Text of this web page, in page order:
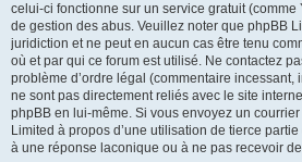
celui-ci fonctionne sur un service gratuit (comme
de gestion des abus. Veuillez noter que phpBB
juridiction et ne peut en aucun cas être tenu
où et par qui ce forum est utilisé. Ne contactez
problème d’ordre légal (commentaire incessant,
ne sont pas directement reliés avec le site
phpBB en lui-même. Si vous envoyez un
Limited à propos d’une utilisation de tierce
à une réponse laconique ou à ne pas recevoir